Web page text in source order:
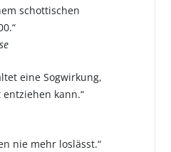
schottischen
eine Sogwirkung,
kann.“
nie mehr loslässt.“